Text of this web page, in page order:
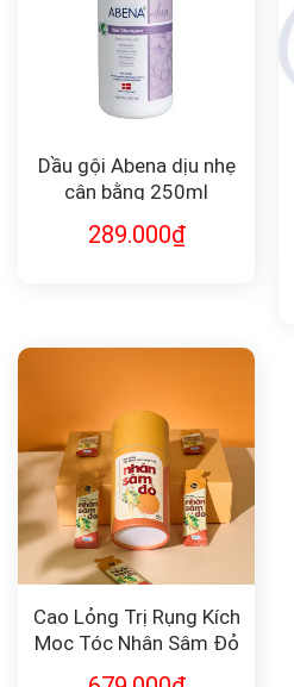
Dầu gội Abena dịu nhẹ
cân bằng 250ml
289.000₫
Cao Lỏng Trị Rụng Kích
Mọc Tóc Nhân Sâm Đỏ